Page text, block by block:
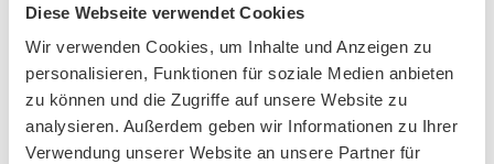
Diese Webseite verwendet Cookies
Wir verwenden Cookies, um Inhalte und Anzeigen zu
personalisieren, Funktionen für soziale Medien anbieten
zu können und die Zugriffe auf unsere Website zu
analysieren. Außerdem geben wir Informationen zu Ihrer
Verwendung unserer Website an unsere Partner für
Streaming: Sennheiser Profile USB-Mikrofon